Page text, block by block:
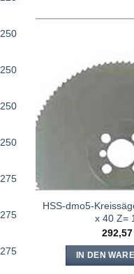
HSS-dmo5-
x 40 Z=
IN DEN